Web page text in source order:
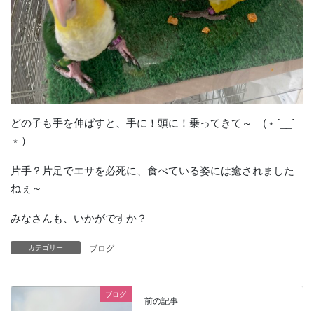
どの子も手を伸ばすと、手に！頭に！乗ってきて～ (﹡ˆ__ˆ
﹡）
片手？片足でエサを必死に、食べている姿には癒されました
ねぇ～
みなさんも、いかがですか？
カテゴリー ブログ
ブログ 前の記事